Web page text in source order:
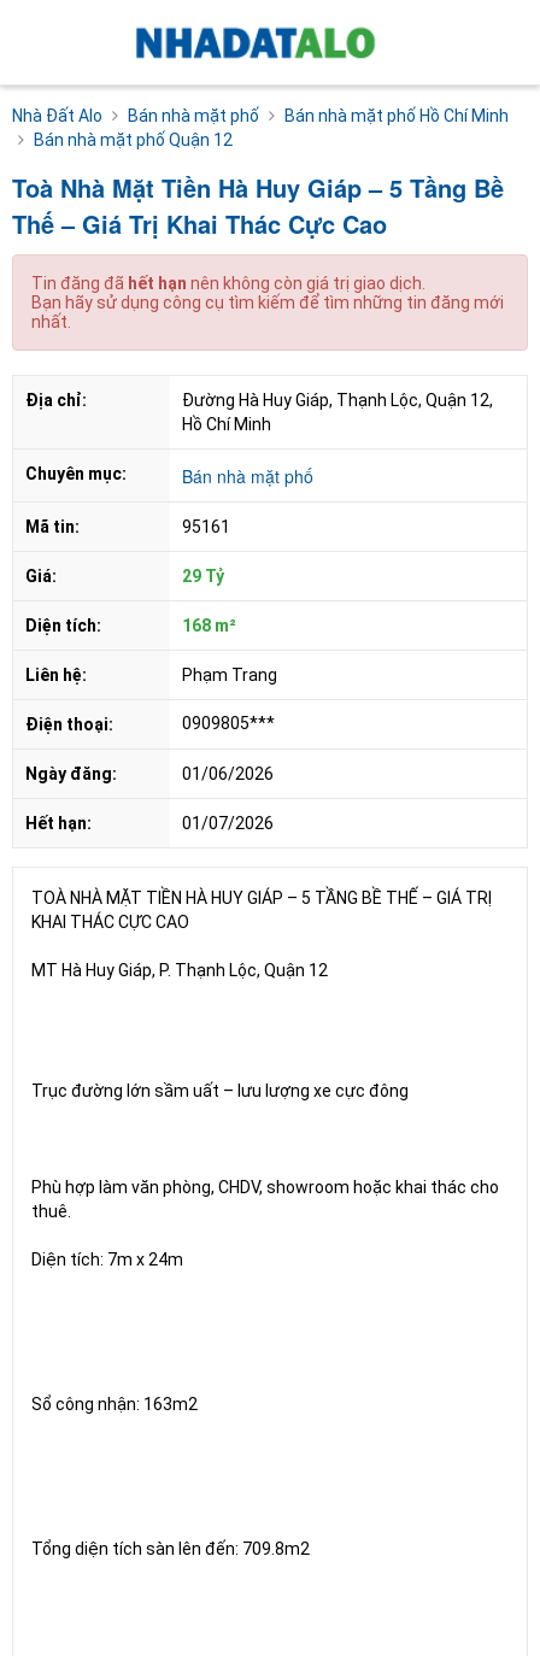
Nhà Đất Alo Bán nhà mặt phố
Bán nhà mặt phố Hồ Chí Minh
Bán nhà mặt phố Quận 12
Toà Nhà Mặt Tiền Hà Huy Giáp – 5 Tầng Bề
Thế – Giá Trị Khai Thác Cực Cao
Tin đăng đã hết hạn nên không còn giá trị giao dịch.
Bạn hãy sử dụng công cụ tìm kiếm để tìm những tin đăng mới
nhất.
Địa chỉ:
Đường Hà Huy Giáp, Thạnh Lộc, Quận 12,
Hồ Chí Minh
Chuyên mục: Bán nhà mặt phố
Mã tin: 95161
Giá: 29 Tỷ
Diện tích: 168 m²
Liên hệ: Phạm Trang
Điện thoại: 0909805***
Ngày đăng: 01/06/2026
Hết hạn: 01/07/2026
TOÀ NHÀ MẶT TIỀN HÀ HUY GIÁP – 5 TẦNG BỀ THẾ – GIÁ TRỊ
KHAI THÁC CỰC CAO
MT Hà Huy Giáp, P. Thạnh Lộc, Quận 12
Trục đường lớn sầm uất – lưu lượng xe cực đông
Phù hợp làm văn phòng, CHDV, showroom hoặc khai thác cho
thuê.
Diện tích: 7m x 24m
Sổ công nhận: 163m2
Tổng diện tích sàn lên đến: 709.8m2